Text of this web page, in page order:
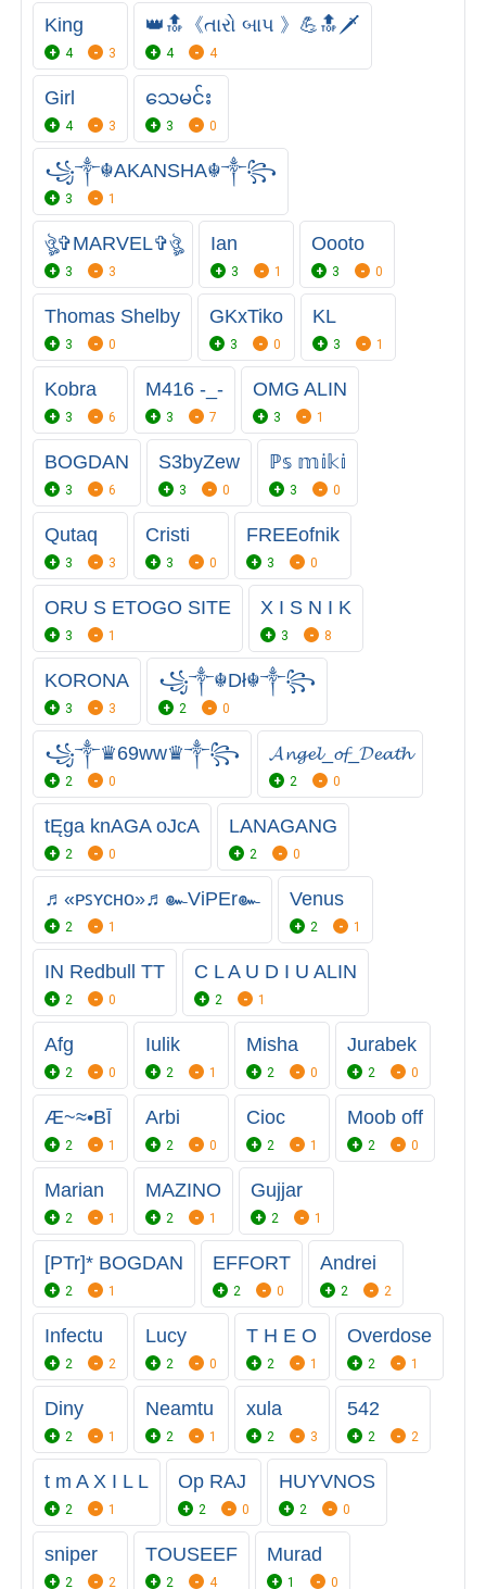
King
4 3
👑🔝《તારો બાપ ‍‍‍‍‍》💪🔝🗡
4 4
Girl
4 3
သေမင်း
3 0
꧁༒☬AKANSHA☬༒꧂
3 1
ঔৣ✞MARVEL✞ঔৣ
3 3
Ian
3 1
Oooto
3 0
Thomas Shelby
3 0
GKxTiko
3 0
KL
3 1
Kobra
3 6
M416 -_-
3 7
OMG ALIN
3 1
BOGDAN
3 6
S3byZew
3 0
ℙ𝕤 𝕞𝕚𝕜𝕚
3 0
Qutaq
3 3
Cristi
3 0
FREEofnik
3 0
ORU S ETOGO SITE
3 1
X I S N I K
3 8
KORONA
3 3
꧁༒☬Dł☬༒꧂
2 0
꧁༒♛69ww♛༒꧂
2 0
𝓐𝓷𝓰𝓮𝓵_𝓸𝓯_𝓓𝓮𝓪𝓽𝓱
2 0
tĘga knAGA oJcA
2 0
LANAGANG
2 0
♬«ᴘꜱʏᴄʜᴏ»♬๛ViPEr๛
2 1
Venus
2 1
IN Redbull TT
2 0
C L A U D I U ALIN
2 1
Afg
2 0
Iulik
2 1
Misha
2 0
Jurabek
2 0
Æ~≈•BĪ
2 1
Arbi
2 0
Cioc
2 1
Moob off
2 0
Marian
2 1
MAZINO
2 1
Gujjar
2 1
[PTr]* BOGDAN
2 1
EFFORT
2 0
Andrei
2 2
Infectu
2 2
Lucy
2 0
T H E O
2 1
Overdose
2 1
Diny
2 1
Neamtu
2 1
xula
2 3
542
2 2
t m A X I L L
2 1
Op RAJ
2 0
HUYVNOS
2 0
sniper
2 2
TOUSEEF
2 4
Murad
1 0